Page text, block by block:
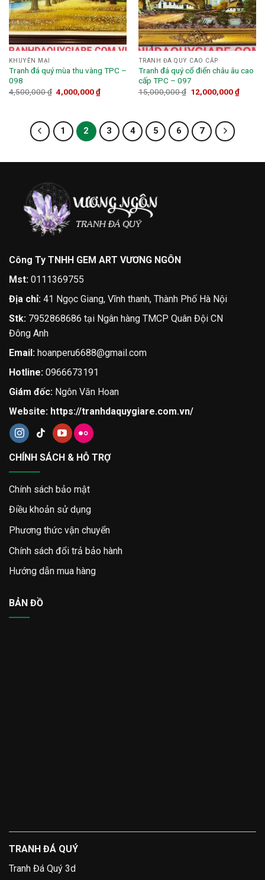
KHUYẾN MẠI
Tranh đá quý mùa thu vàng TPC –
098
4,500,000₫ 4,000,000₫
TRANH ĐÁ QUÝ CAO CẤP
Tranh đá quý cổ điển châu âu cao
cấp TPC – 097
15,000,000₫ 12,000,000₫
1 2 3 4 5 6 7
Công Ty TNHH GEM ART VƯƠNG NGÔN
Mst:0111369755
Địa chỉ:41 Ngọc Giang, Vĩnh thanh, Thành Phố Hà Nội
Stk:7952868686 tại Ngân hàng TMCP Quân Đội CN
Đông Anh
Email:hoanperu6688@gmail.com
Hotline:0966673191
Giám đốc:Ngôn Văn Hoan
Website: https://tranhdaquygiare.com.vn/
CHÍNH SÁCH & HỖ TRỢ
Chính sách bảo mật
Điều khoản sử dụng
Phương thức vận chuyển
Chính sách đổi trả bảo hành
Hướng dẫn mua hàng
BẢN ĐỒ
TRANH ĐÁ QUÝ
Tranh Đá Quý 3d